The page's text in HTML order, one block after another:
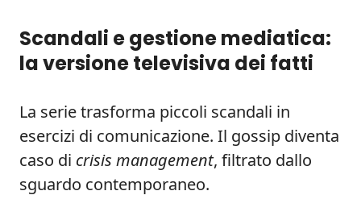
Scandali e gestione mediatica:
la versione televisiva dei fatti
La serie trasforma piccoli scandali in
esercizi di comunicazione. Il gossip diventa
caso di crisis management, filtrato dallo
sguardo contemporaneo.